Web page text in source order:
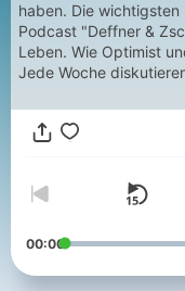
haben. Die
Podcast "Deffner &
Leben. Wie Optimist
Jede Woche
und Holger Zschäpitz
Aktien, Investitionen,
natürlich das
zuhören. Wer sein
Gleiche tun. Wer
ungleichen Paar nicht vorbei. Jeden
Woche. Feedback und Themenanregungen gern an
00:00